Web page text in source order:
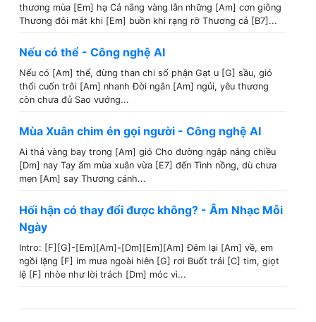
thương mùa [Em] hạ Cả nắng vàng lẫn những [Am] cơn giông
Thương đôi mắt khi [Em] buồn khi rạng rỡ Thương cả [B7]...
Nếu có thể - Công nghệ AI
Nếu có [Am] thể, đừng than chi số phận Gạt u [G] sầu, gió
thổi cuốn trôi [Am] nhanh Đời ngắn [Am] ngủi, yêu thương
còn chưa đủ Sao vướng...
Mùa Xuân chim én gọi người - Công nghệ AI
Ai thả vàng bay trong [Am] gió Cho đường ngập nắng chiều
[Dm] nay Tay ấm mùa xuân vừa [E7] đến Tình nồng, dù chưa
men [Am] say Thương cánh...
Hối hận có thay đổi được không? - Âm Nhạc Mỗi
Ngày
Intro: [F][G]-[Em][Am]-[Dm][Em][Am] Đêm lại [Am] về, em
ngồi lặng [F] im mưa ngoài hiên [G] rơi Buốt trái [C] tim, giọt
lệ [F] nhòe như lời trách [Dm] móc vì...